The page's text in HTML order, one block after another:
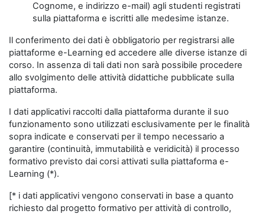
Cognome, e indirizzo e-mail) agli studenti registrati
sulla piattaforma e iscritti alle medesime istanze.
Il conferimento dei dati è obbligatorio per registrarsi alle
piattaforme e-Learning ed accedere alle diverse istanze di
corso. In assenza di tali dati non sarà possibile procedere
allo svolgimento delle attività didattiche pubblicate sulla
piattaforma.
I dati applicativi raccolti dalla piattaforma durante il suo
funzionamento sono utilizzati esclusivamente per le finalità
sopra indicate e conservati per il tempo necessario a
garantire (continuità, immutabilità e veridicità) il processo
formativo previsto dai corsi attivati sulla piattaforma e-
Learning (*).
[* i dati applicativi vengono conservati in base a quanto
richiesto dal progetto formativo per attività di controllo,